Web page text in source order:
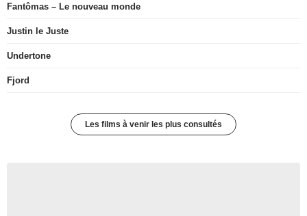
Fantômas – Le nouveau monde
Justin le Juste
Undertone
Fjord
Les films à venir les plus consultés